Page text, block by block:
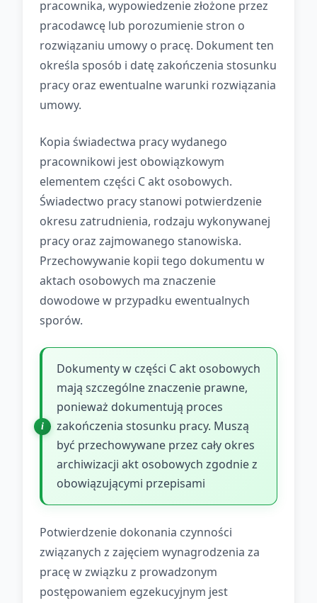
pracownika, wypowiedzenie złożone przez
pracodawcę lub porozumienie stron o
rozwiązaniu umowy o pracę. Dokument ten
określa sposób i datę zakończenia stosunku
pracy oraz ewentualne warunki rozwiązania
umowy.
Kopia świadectwa pracy wydanego
pracownikowi jest obowiązkowym
elementem części C akt osobowych.
Świadectwo pracy stanowi potwierdzenie
okresu zatrudnienia, rodzaju wykonywanej
pracy oraz zajmowanego stanowiska.
Przechowywanie kopii tego dokumentu w
aktach osobowych ma znaczenie
dowodowe w przypadku ewentualnych
sporów.
Dokumenty w części C akt osobowych
mają szczególne znaczenie prawne,
ponieważ dokumentują proces
zakończenia stosunku pracy. Muszą
być przechowywane przez cały okres
archiwizacji akt osobowych zgodnie z
obowiązującymi przepisami
Potwierdzenie dokonania czynności
związanych z zajęciem wynagrodzenia za
pracę w związku z prowadzonym
postępowaniem egzekucyjnym jest